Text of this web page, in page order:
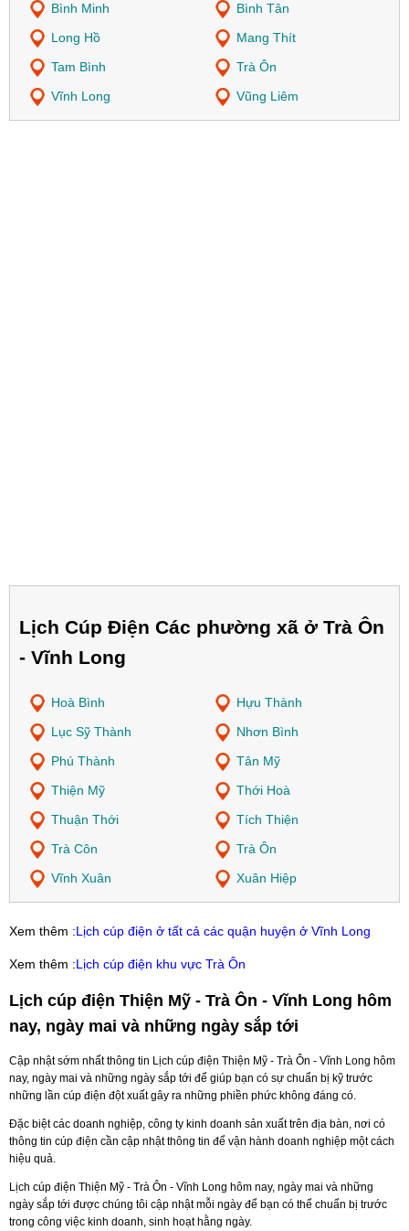
Bình Minh
Bình Tân
Long Hồ
Mang Thít
Tam Bình
Trà Ôn
Vĩnh Long
Vũng Liêm
Lịch Cúp Điện Các phường xã ở Trà Ôn
- Vĩnh Long
Hoà Bình
Hựu Thành
Lục Sỹ Thành
Nhơn Bình
Phú Thành
Tân Mỹ
Thiện Mỹ
Thới Hoà
Thuận Thới
Tích Thiện
Trà Côn
Trà Ôn
Vĩnh Xuân
Xuân Hiệp
Xem thêm :Lịch cúp điện ở tất cả các quận huyện ở Vĩnh Long
Xem thêm :Lịch cúp điện khu vực Trà Ôn
Lịch cúp điện Thiện Mỹ - Trà Ôn - Vĩnh Long hôm
nay, ngày mai và những ngày sắp tới
Cập nhật sớm nhất thông tin Lịch cúp điện Thiện Mỹ - Trà Ôn - Vĩnh Long hôm
nay, ngày mai và những ngày sắp tới để giúp bạn có sự chuẩn bị kỹ trước
những lần cúp điện đột xuất gây ra những phiền phức không đáng có.
Đặc biệt các doanh nghiệp, công ty kinh doanh sản xuất trên địa bàn, nơi có
thông tin cúp điện cần cập nhật thông tin để vận hành doanh nghiệp một cách
hiệu quả.
Lịch cúp điện Thiện Mỹ - Trà Ôn - Vĩnh Long hôm nay, ngày mai và những
ngày sắp tới được chúng tôi cập nhật mỗi ngày để bạn có thể chuẩn bị trước
trong công việc kinh doanh, sinh hoạt hằng ngày.